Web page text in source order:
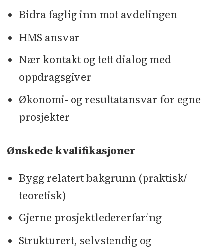
Bidra faglig inn mot avdelingen
HMS ansvar
Nær kontakt og tett dialog med
oppdragsgiver
Økonomi- og resultatansvar for egne
prosjekter
Ønskede kvalifikasjoner
Bygg relatert bakgrunn (praktisk/
teoretisk)
Gjerne prosjektledererfaring
Strukturert, selvstendig og